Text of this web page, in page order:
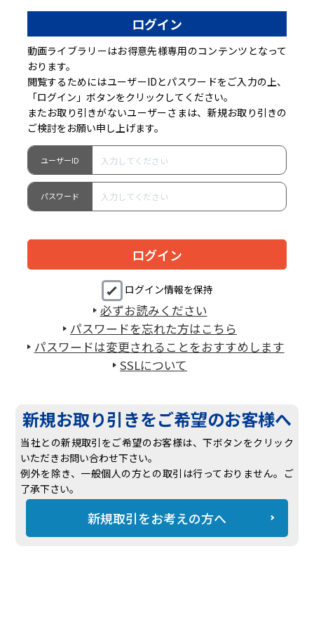
ログイン
動画ライブラリーはお得意先様専用のコンテンツとなって
おります。
閲覧するためにはユーザーIDとパスワードをご入力の上、
「ログイン」ボタンをクリックしてください。
またお取り引きがないユーザーさまは、新規お取り引きの
ご検討をお願い申し上げます。
ユーザーID
パスワード
ログイン情報を保持
必ずお読みください
パスワードを忘れた方はこちら
パスワードは変更されることをおすすめします
SSLについて
新規お取り引きをご希望のお客様へ
当社との新規取引をご希望のお客様は、下ボタンをクリック
いただきお問い合わせ下さい。
例外を除き、一般個人の方との取引は行っておりません。ご
了承下さい。
新規取引をお考えの方へ